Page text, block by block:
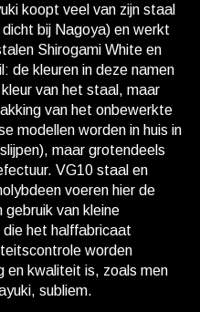
koopt veel van zijn staal
bij Nagoya) en werkt
Shirogami White en
de kleuren in deze namen
van het staal, maar
van het onbewerkte
modellen worden in huis in
maar grotendeels
VG10 staal en
voeren hier de
van kleine
het halffabricaat
worden
en kwaliteit is, zoals men
subliem.